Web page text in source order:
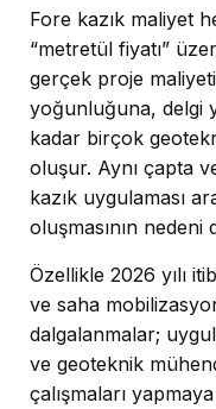
Fore kazık maliyet
“metretül fiyatı”
gerçek proje
yoğunluğuna, delgi
kadar birçok
oluşur. Aynı çapta
kazık uygulaması
oluşmasının
Özellikle 2026 yılı
ve saha
dalgalanmalar;
ve geoteknik
çalışmaları